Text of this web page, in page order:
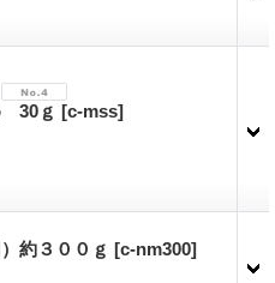
30ｇ [c-mss]
約３００ｇ [c-nm300]